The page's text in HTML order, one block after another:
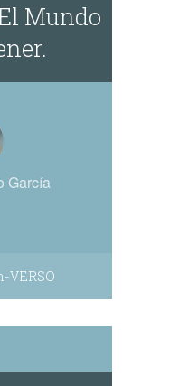
Mundo
García
VERSO